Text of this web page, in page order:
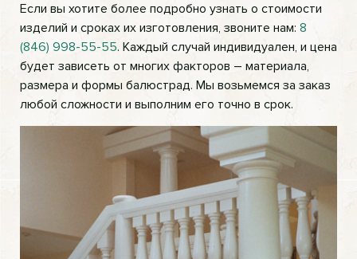
Если вы хотите более подробно узнать о стоимости
изделий и сроках их изготовления, звоните нам: 8
(846) 998-55-55. Каждый случай индивидуален, и цена
будет зависеть от многих факторов – материала,
размера и формы балюстрад. Мы возьмемся за заказ
любой сложности и выполним его точно в срок.